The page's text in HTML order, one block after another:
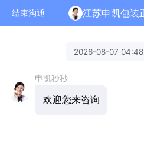
结束沟通 江苏申凯包装
2026-08-07
申凯秒秒
欢迎您来咨询